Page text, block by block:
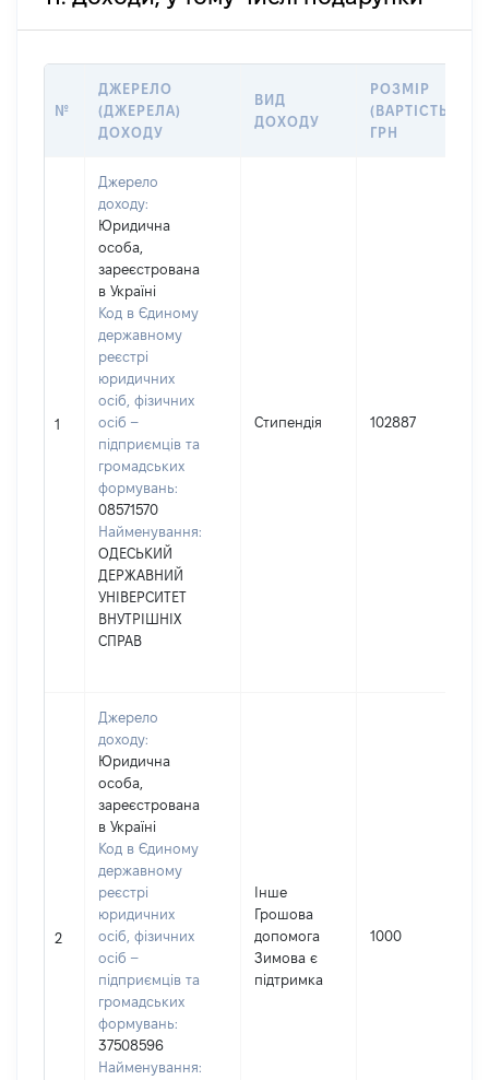
№
ДЖЕРЕЛО
(ДЖЕРЕЛА)
ДОХОДУ
ВИД
ДОХОДУ
РОЗМІР
(ВАРТІСТЬ),
ГРН
1
Джерело
доходу:
Юридична
особа,
зареєстрована
в Україні
Код в Єдиному
державному
реєстрі
юридичних
осіб, фізичних
осіб –
підприємців та
громадських
формувань:
08571570
Найменування:
ОДЕСЬКИЙ
ДЕРЖАВНИЙ
УНІВЕРСИТЕТ
ВНУТРІШНІХ
СПРАВ
Стипендія 102887
2
Джерело
доходу:
Юридична
особа,
зареєстрована
в Україні
Код в Єдиному
державному
реєстрі
юридичних
осіб, фізичних
осіб –
підприємців та
громадських
формувань:
37508596
Найменування:
Інше
Грошова
допомога
Зимова є
підтримка
1000